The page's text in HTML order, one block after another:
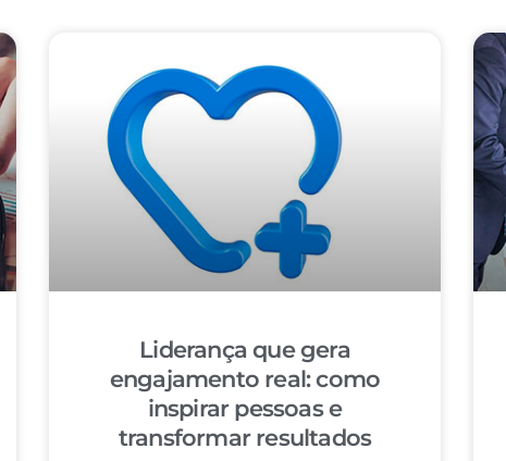
Liderança que gera
engajamento real: como
inspirar pessoas e
transformar resultados